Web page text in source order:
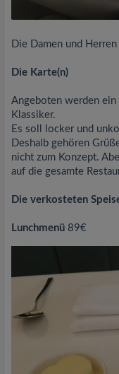
Die Damen und
Die Karte(n)
Angeboten werden
Klassiker.
Es soll locker und
Deshalb gehören
nicht zum Konzept.
auf die gesamte
Die verkosteten
Lunchmenü 89€